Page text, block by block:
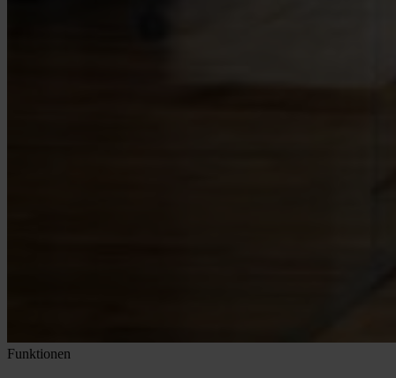
Funktionen